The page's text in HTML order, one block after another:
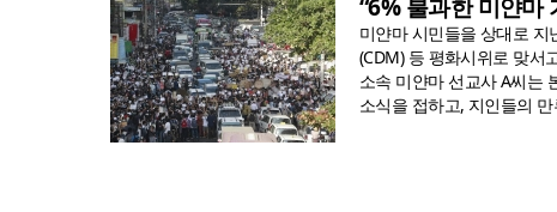
“6% 불과한 미얀마
미얀마 시민들을 상대로
(CDM) 등 평화시위로 맞서
소속 미얀마 선교사 A씨는
소식을 접하고, 지인들의